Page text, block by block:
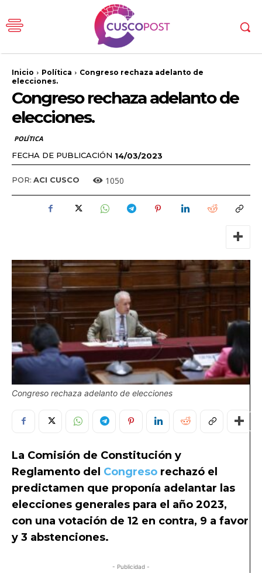
Inicio Política
Congreso rechaza adelanto de
elecciones.
Congreso rechaza adelanto de
elecciones.
POLÍTICA
FECHA DE PUBLICACIÓN 14/03/2023
POR: ACI CUSCO 1050
Congreso rechaza adelanto de elecciones
La Comisión de Constitución y
Reglamento del Congreso rechazó el
predictamen que proponía adelantar las
elecciones generales para el año 2023,
con una votación de 12 en contra, 9 a favor
y 3 abstenciones.
- Publicidad -